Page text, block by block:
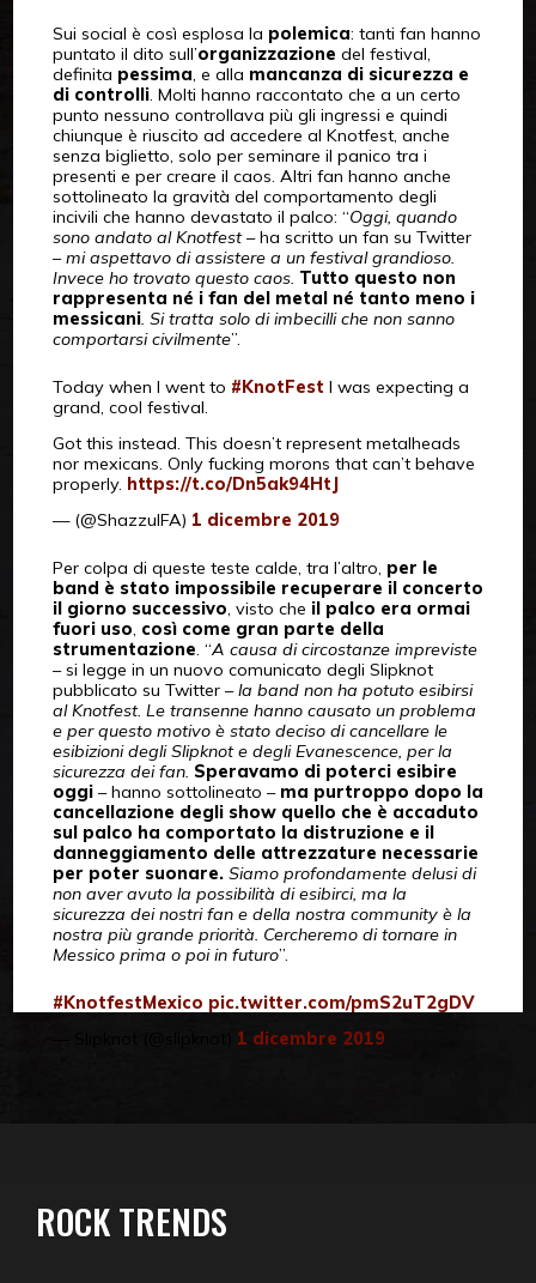
Sui social è così esplosa la polemica: tanti fan hanno
puntato il dito sull’organizzazione del festival,
definita pessima, e alla mancanza di sicurezza e
di controlli. Molti hanno raccontato che a un certo
punto nessuno controllava più gli ingressi e quindi
chiunque è riuscito ad accedere al Knotfest, anche
senza biglietto, solo per seminare il panico tra i
presenti e per creare il caos. Altri fan hanno anche
sottolineato la gravità del comportamento degli
incivili che hanno devastato il palco: “Oggi, quando
sono andato al Knotfest– ha scritto un fan su Twitter
–mi aspettavo di assistere a un festival grandioso.
Invece ho trovato questo caos. Tutto questo non
rappresenta né i fan del metal né tanto meno i
messicani. Si tratta solo di imbecilli che non sanno
comportarsi civilmente”.
Today when I went to #KnotFest I was expecting a
grand, cool festival.
Got this instead. This doesn’t represent metalheads
nor mexicans. Only fucking morons that can’t behave
properly. https://t.co/Dn5ak94HtJ
— (@ShazzulFA) 1 dicembre 2019
Per colpa di queste teste calde, tra l’altro, per le
band è stato impossibile recuperare il concerto
il giorno successivo, visto che il palco era ormai
fuori uso, così come gran parte della
strumentazione. “A causa di circostanze impreviste
– si legge in un nuovo comunicato degli Slipknot
pubblicato su Twitter –la band non ha potuto esibirsi
al Knotfest. Le transenne hanno causato un problema
e per questo motivo è stato deciso di cancellare le
esibizioni degli Slipknot e degli Evanescence, per la
sicurezza dei fan. Speravamo di poterci esibire
oggi– hanno sottolineato – ma purtroppo dopo la
cancellazione degli show quello che è accaduto
sul palco ha comportato la distruzione e il
danneggiamento delle attrezzature necessarie
per poter suonare. Siamo profondamente delusi di
non aver avuto la possibilità di esibirci, ma la
sicurezza dei nostri fan e della nostra community è la
nostra più grande priorità. Cercheremo di tornare in
Messico prima o poi in futuro”.
#KnotfestMexico pic.twitter.com/pmS2uT2gDV
1 dicembre 2019
ROCK TRENDS